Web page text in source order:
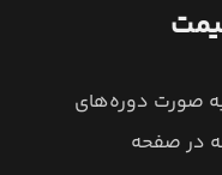
صورت دوره‌های
در صفحه